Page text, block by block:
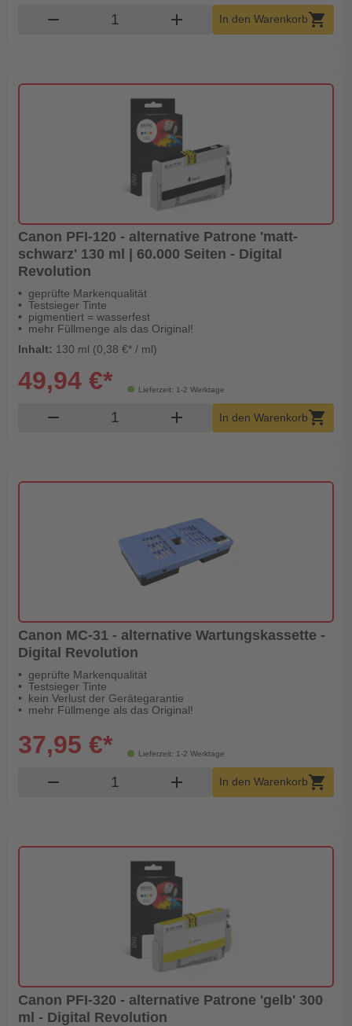
remove Produkt Warenkorb Menge
add In den Warenkorbshopping_cart
Canon PFI-120 - alternative Patrone 'matt-
schwarz' 130 ml | 60.000 Seiten - Digital
Revolution
geprüfte Markenqualität
Testsieger Tinte
pigmentiert = wasserfest
mehr Füllmenge als das Original!
Inhalt: 130 ml (0,38 €* / ml)
Lieferzeit: 1-2 Werktage
49,94 €*
remove Produkt Warenkorb Menge
add In den Warenkorbshopping_cart
Canon MC-31 - alternative Wartungskassette -
Digital Revolution
geprüfte Markenqualität
Testsieger Tinte
kein Verlust der Gerätegarantie
mehr Füllmenge als das Original!
Lieferzeit: 1-2 Werktage
37,95 €*
remove Produkt Warenkorb Menge
add In den Warenkorbshopping_cart
Canon PFI-320 - alternative Patrone 'gelb' 300
ml - Digital Revolution